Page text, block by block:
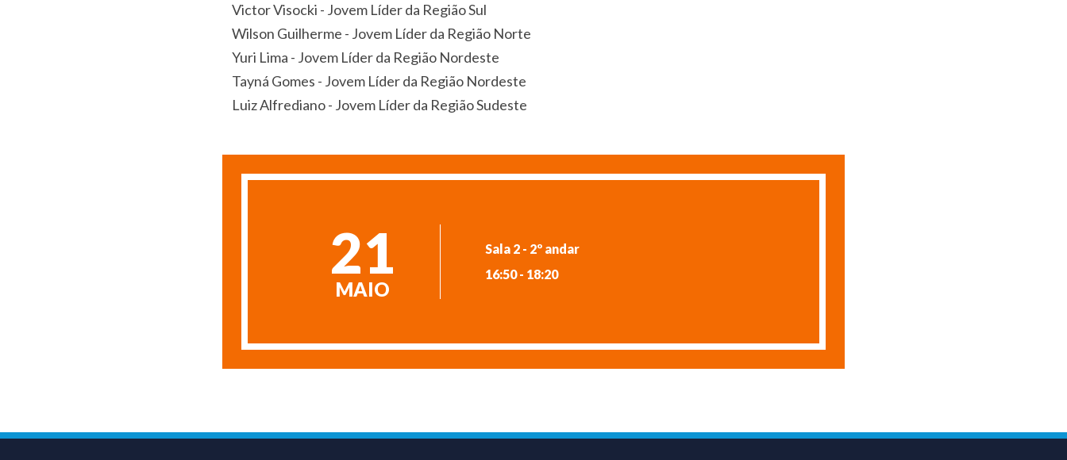
Victor Visocki - Jovem Líder da Região Sul
Wilson Guilherme - Jovem Líder da Região Norte
Yuri Lima - Jovem Líder da Região Nordeste
Tayná Gomes - Jovem Líder da Região Nordeste
Luiz Alfrediano - Jovem Líder da Região Sudeste
21
MAIO
Sala 2 - 2º andar
16:50 - 18:20